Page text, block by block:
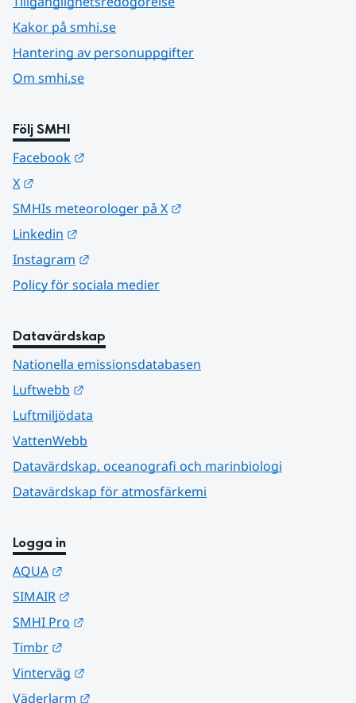
Kakor på smhi.se
Hantering av personuppgifter
Om smhi.se
Följ SMHI
Facebook
X
SMHIs meteorologer på X
Linkedin
Instagram
Policy för sociala medier
Datavärdskap
Nationella emissionsdatabasen
Luftwebb
Luftmiljödata
VattenWebb
Datavärdskap, oceanografi och marinbiologi
Datavärdskap för atmosfärkemi
Logga in
AQUA
SIMAIR
SMHI Pro
Timbr
Vinterväg
Väderlarm